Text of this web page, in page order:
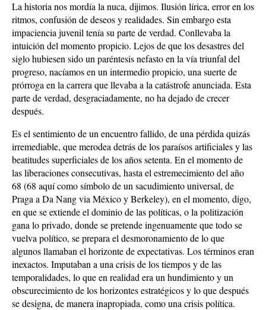
La historia nos mordía la nuca, dijimos. Ilusión lírica, error en los
ritmos, confusión de deseos y realidades. Sin embargo esta
impaciencia juvenil tenía su parte de verdad. Conllevaba la
intuición del momento propicio. Lejos de que los desastres del
siglo hubiesen sido un paréntesis nefasto en la vía triunfal del
progreso, nacíamos en un intermedio propicio, una suerte de
prórroga en la carrera que llevaba a la catástrofe anunciada. Esta
parte de verdad, desgraciadamente, no ha dejado de crecer
después.
Es el sentimiento de un encuentro fallido, de una pérdida quizás
irremediable, que merodea detrás de los paraísos artificiales y las
beatitudes superficiales de los años setenta. En el momento de
las liberaciones consecutivas, hasta el estremecimiento del año
68 (68 aquí como símbolo de un sacudimiento universal, de
Praga a Da Nang via México y Berkeley), en el momento, digo,
en que se extiende el dominio de las políticas, o la politización
gana lo privado, donde se pretende ingenuamente que todo se
vuelva político, se prepara el desmoronamiento de lo que
algunos llamaban el horizonte de expectativas. Los términos eran
inexactos. Imputaban a una crisis de los tiempos y de las
temporalidades, lo que en realidad era un hundimiento y un
obscurecimiento de los horizontes estratégicos y lo que después
se designa, de manera inapropiada, como una crisis política.